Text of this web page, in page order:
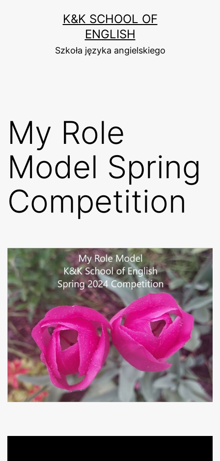
K&K SCHOOL OF
ENGLISH
Szkoła języka angielskiego
My Role
Model Spring
Competition